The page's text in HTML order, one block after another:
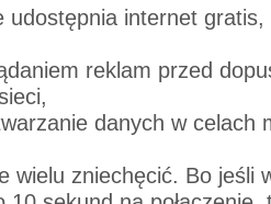
udostępnia internet gratis,
reklam przed
danych w celach
wielu zniechęcić. Bo jeśli